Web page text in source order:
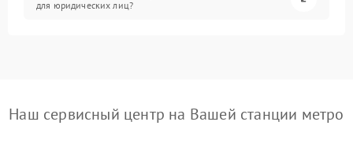
для юридических лиц?
Наш сервисный центр на Вашей станции метро